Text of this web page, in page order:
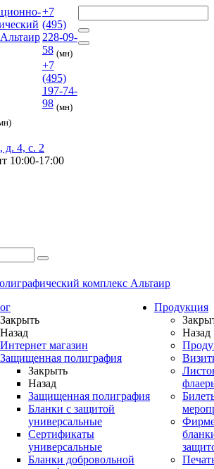
+7
(495)
228-09-
58 (мн)
+7
(495)
197-74-
98 (мн)
д. 4, с. 2
10:00-17:00
Закрыть
Назад
Интернет магазин
Защищенная полиграфия
Закрыть
Назад
Защищенная полиграфия
Бланки с защитой
универсальные
Сертификаты
универсальные
Бланки добровольной
Продукция
Назад